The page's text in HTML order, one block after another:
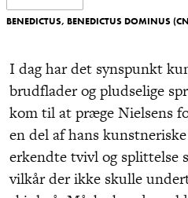
BENEDICTUS, BENEDICTUS DOMINUS
I dag har det synspunkt
brudflader og pludselige
kom til at præge Nielsens
en del af hans
erkendte tvivl og splittelse
vilkår der ikke skulle